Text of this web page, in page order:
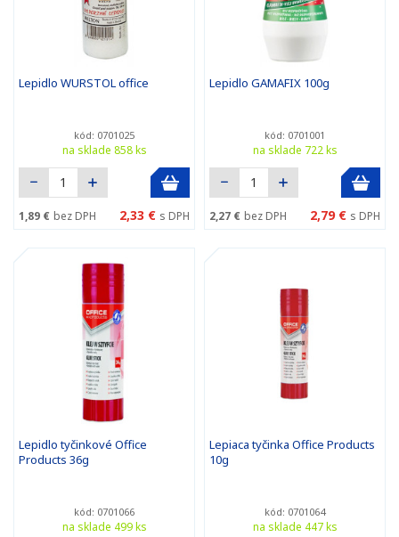
Lepidlo WURSTOL office
kód: 0701025
na sklade 858 ks
1,89 € bez DPH 2,33 € s DPH
Lepidlo GAMAFIX 100g
kód: 0701001
na sklade 722 ks
2,27 € bez DPH 2,79 € s DPH
Lepidlo tyčinkové Office
Products 36g
kód: 0701066
na sklade 499 ks
Lepiaca tyčinka Office Products
10g
kód: 0701064
na sklade 447 ks